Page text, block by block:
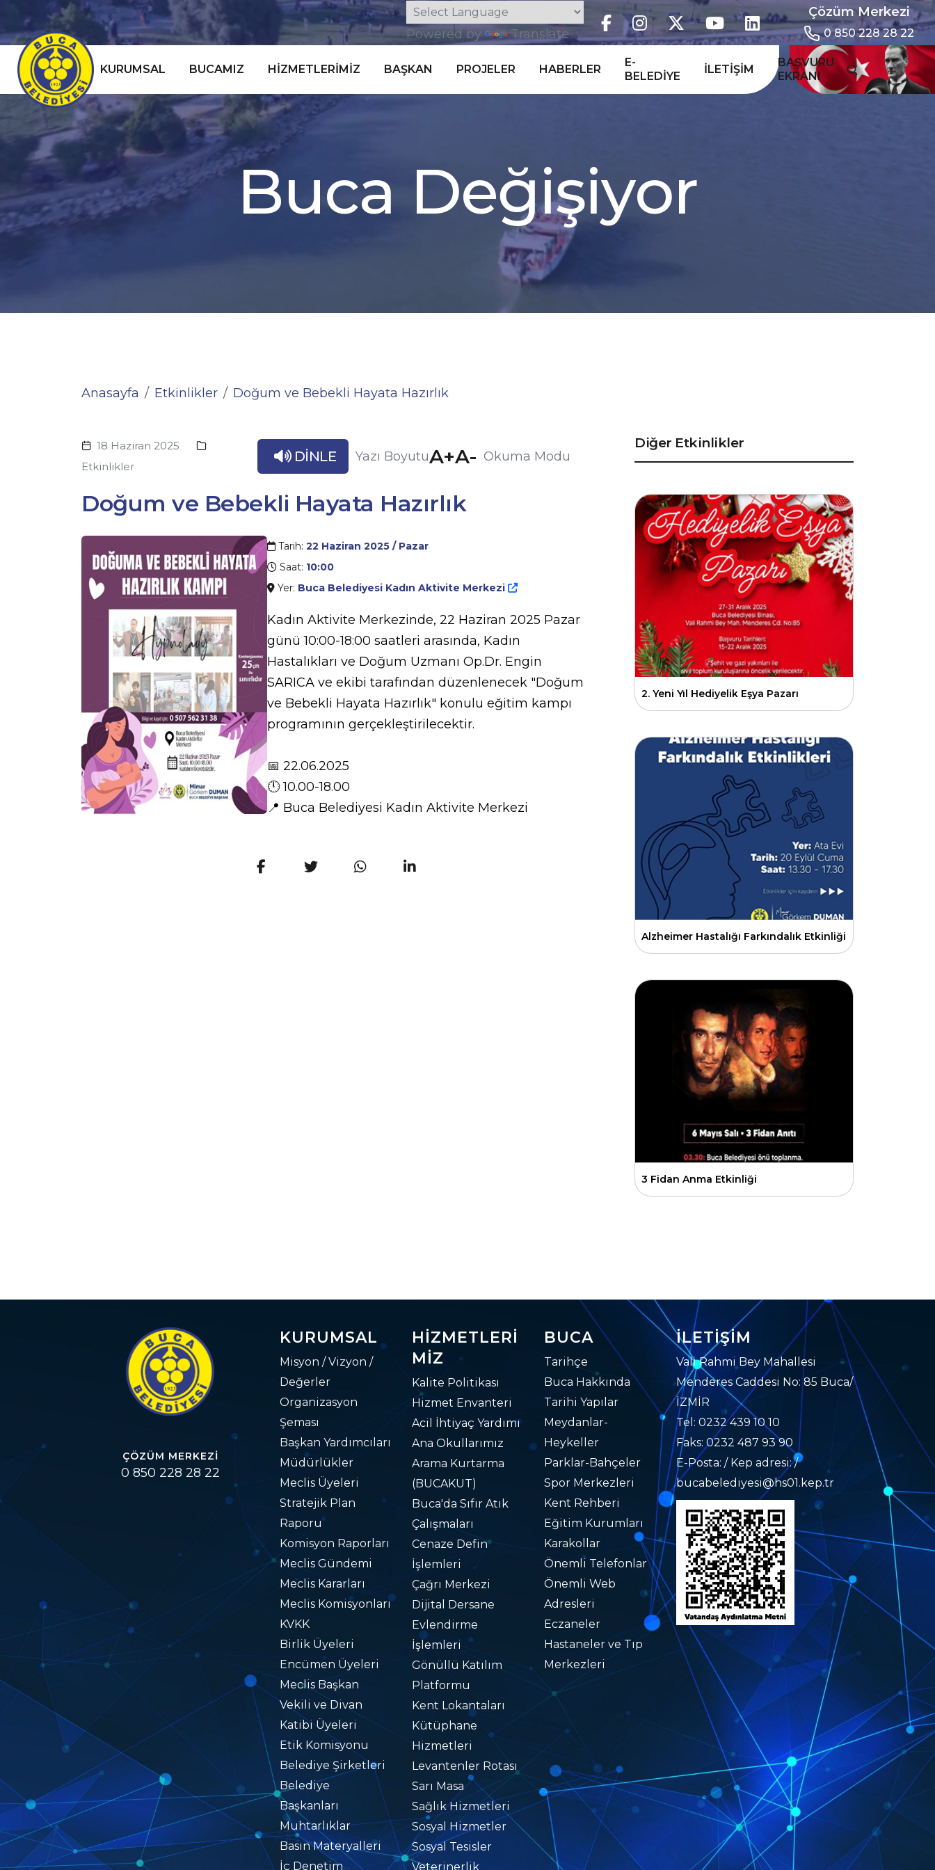
Powered by Translate
Çözüm Merkezi
0 850 228 28 22
KURUMSAL BUCAMIZ HIZMETLERIMIZ BAŞKAN PROJELER HABERLER
E-
BELEDIYE
İLETIŞIM
BAŞVURU
EKRANI
Buca Değişiyor
Anasayfa Etkinlikler Doğum ve Bebekli Hayata Hazırlık
18 Haziran 2025
Etkinlikler
DINLE Yazı BoyutuA+A- Okuma Modu
Doğum ve Bebekli Hayata Hazırlık
Tarih: 22 Haziran 2025 / Pazar
Saat: 10:00
Yer: Buca Belediyesi Kadın Aktivite Merkezi
Kadın Aktivite Merkezinde, 22 Haziran 2025 Pazar
günü 10:00-18:00 saatleri arasında, Kadın
Hastalıkları ve Doğum Uzmanı Op.Dr. Engin
SARICA ve ekibi tarafından düzenlenecek "Doğum
ve Bebekli Hayata Hazırlık" konulu eğitim kampı
programının gerçekleştirilecektir.
📅 22.06.2025
🕛10.00-18.00
📍 Buca Belediyesi Kadın Aktivite Merkezi
Diğer Etkinlikler
2. Yeni Yıl Hediyelik Eşya Pazarı
Alzheimer Hastalığı Farkındalık Etkinliği
3 Fidan Anma Etkinliği
ÇÖZÜM MERKEZI
0 850 228 28 22
KURUMSAL
Misyon / Vizyon /
Değerler
Organizasyon
Şeması
Başkan Yardımcıları
Müdürlükler
Meclis Üyeleri
Stratejik Plan
Raporu
Komisyon Raporları
Meclis Gündemi
Meclis Kararları
Meclis Komisyonları
KVKK
Birlik Üyeleri
Encümen Üyeleri
Meclis Başkan
Vekili ve Divan
Katibi Üyeleri
Etik Komisyonu
Belediye Şirketleri
Belediye
Başkanları
Muhtarlıklar
Basın Materyalleri
İç Denetim
HIZMETLERI
MIZ
Kalite Politikası
Hizmet Envanteri
Acil İhtiyaç Yardımı
Ana Okullarımız
Arama Kurtarma
(BUCAKUT)
Buca'da Sıfır Atık
Çalışmaları
Cenaze Defin
İşlemleri
Çağrı Merkezi
Dijital Dersane
Evlendirme
İşlemleri
Gönüllü Katılım
Platformu
Kent Lokantaları
Kütüphane
Hizmetleri
Levantenler Rotası
Sarı Masa
Sağlık Hizmetleri
Sosyal Hizmetler
Sosyal Tesisler
Veterinerlik
BUCA
Tarihçe
Buca Hakkında
Tarihi Yapılar
Meydanlar-
Heykeller
Parklar-Bahçeler
Spor Merkezleri
Kent Rehberi
Eğitim Kurumları
Karakollar
Önemli Telefonlar
Önemli Web
Adresleri
Eczaneler
Hastaneler ve Tıp
Merkezleri
İLETIŞIM
Vali Rahmi Bey Mahallesi
Menderes Caddesi No: 85 Buca/
İZMİR
Tel: 0232 439 10 10
Faks: 0232 487 93 90
E-Posta: / Kep adresi: /
bucabelediyesi@hs01.kep.tr